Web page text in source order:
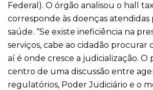
Federal). O órgão analisou o hall
corresponde às doenças atendidas
saúde. “Se existe ineficiência na
serviços, cabe ao cidadão procurar
aí é onde cresce a judicialização. O
centro de uma discussão entre
regulatórios, Poder Judiciário e o